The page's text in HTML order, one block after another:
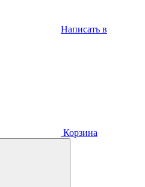
Написать в
Корзина